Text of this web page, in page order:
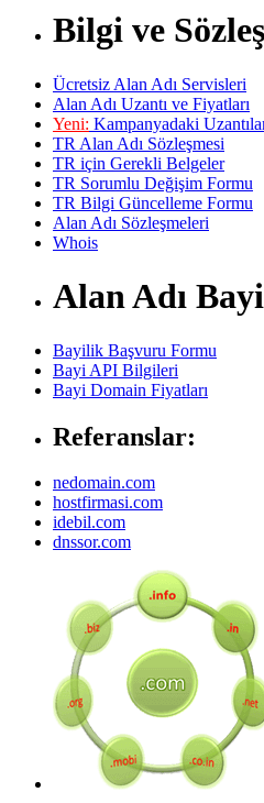
Bilgi ve
Ücretsiz Alan Adı Servisleri
Alan Adı Uzantı ve Fiyatları
Yeni: Kampanyadaki
TR Alan Adı Sözleşmesi
TR için Gerekli Belgeler
TR Sorumlu Değişim Formu
TR Bilgi Güncelleme Formu
Alan Adı Sözleşmeleri
Whois
Alan Adı
Bayilik Başvuru Formu
Bayi API Bilgileri
Bayi Domain Fiyatları
Referanslar:
nedomain.com
hostfirmasi.com
idebil.com
dnssor.com